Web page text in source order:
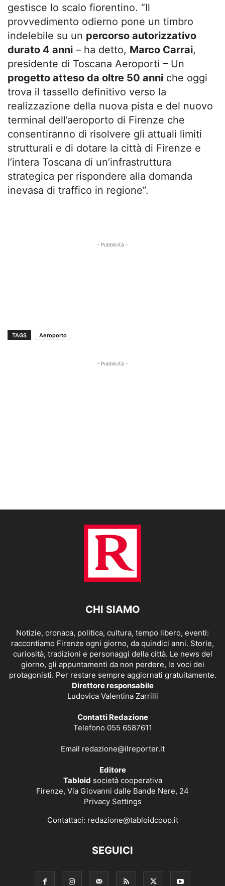
gestisce lo scalo fiorentino. “Il
provvedimento odierno pone un timbro
indelebile su un percorso autorizzativo
durato 4 anni – ha detto, Marco Carrai,
presidente di Toscana Aeroporti – Un
progetto atteso da oltre 50 anni che oggi
trova il tassello definitivo verso la
realizzazione della nuova pista e del nuovo
terminal dell’aeroporto di Firenze che
consentiranno di risolvere gli attuali limiti
strutturali e di dotare la città di Firenze e
l’intera Toscana di un’infrastruttura
strategica per rispondere alla domanda
inevasa di traffico in regione”.
- Pubblicità -
TAGS Aeroporto
- Pubblicità -
CHI SIAMO
Notizie, cronaca, politica, cultura, tempo libero, eventi:
raccontiamo Firenze ogni giorno, da quindici anni. Storie,
curiosità, tradizioni e personaggi della città. Le news del
giorno, gli appuntamenti da non perdere, le voci dei
protagonisti. Per restare sempre aggiornati gratuitamente.
Direttore responsabile
Ludovica Valentina Zarrilli
Contatti Redazione
Telefono 055 6587611
Email redazione@ilreporter.it
Editore
Tabloid società cooperativa
Firenze, Via Giovanni dalle Bande Nere, 24
Privacy Settings
Contattaci: redazione@tabloidcoop.it
SEGUICI